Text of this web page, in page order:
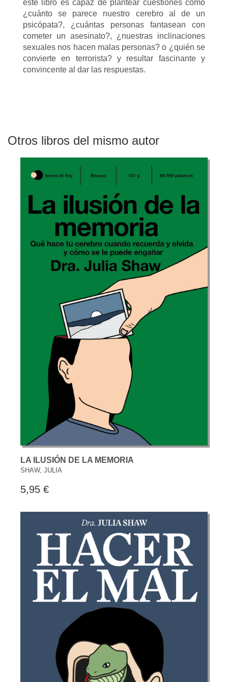
este libro es capaz de plantear cuestiones como
¿cuánto se parece nuestro cerebro al de un
psicópata?, ¿cuántas personas fantasean con
cometer un asesinato?, ¿nuestras inclinaciones
sexuales nos hacen malas personas? o ¿quién se
convierte en terrorista? y resultar fascinante y
convincente al dar las respuestas.
Otros libros del mismo autor
LA ILUSIÓN DE LA MEMORIA
SHAW, JULIA
5,95 €